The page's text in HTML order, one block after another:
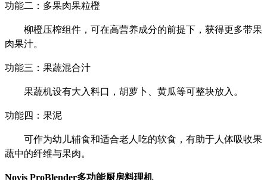
功能二：多果肉果粒橙
柳橙压榨组件，可在高营养成分的前提下，获得更多带果
肉果汁。
功能三：果蔬混合汁
果蔬机设有大入料口，胡萝卜、黄瓜等可整块放入。
功能四：果泥
可作为幼儿辅食和适合老人吃的软食，有助于人体吸收果
蔬中的纤维与果肉。
Novis ProBlender多功能厨房料理机